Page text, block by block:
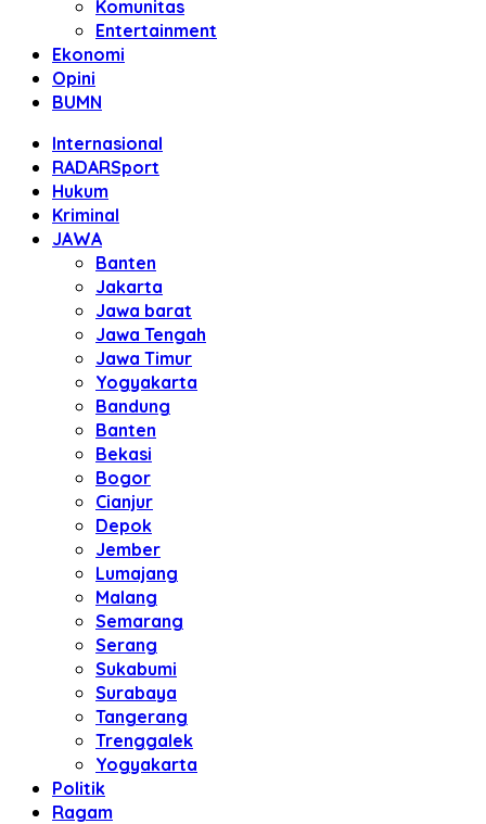
Komunitas
Entertainment
Ekonomi
Opini
BUMN
Internasional
RADARSport
Hukum
Kriminal
JAWA
Banten
Jakarta
Jawa barat
Jawa Tengah
Jawa Timur
Yogyakarta
Bandung
Banten
Bekasi
Bogor
Cianjur
Depok
Jember
Lumajang
Malang
Semarang
Serang
Sukabumi
Surabaya
Tangerang
Trenggalek
Yogyakarta
Politik
Ragam